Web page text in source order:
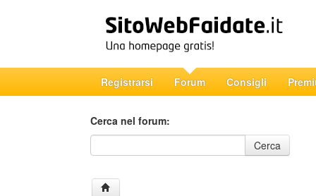
Registrarsi Forum Consigli
Cerca nel forum:
Cerca nel forum
Cerca